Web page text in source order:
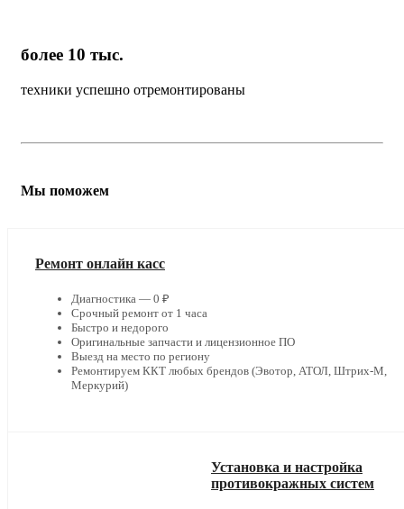
более 10 тыс.
техники успешно отремонтированы
Мы поможем
Ремонт онлайн касс
Диагностика — 0 ₽
Срочный ремонт от 1 часа
Быстро и недорого
Оригинальные запчасти и лицензионное ПО
Выезд на место по региону
Ремонтируем ККТ любых брендов (Эвотор, АТОЛ, Штрих-М,
Меркурий)
Установка и настройка
противокражных систем